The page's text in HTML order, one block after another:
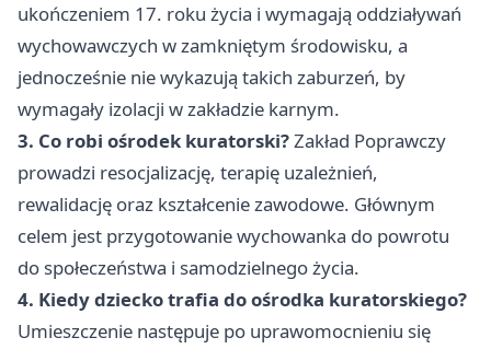
ukończeniem 17. roku życia i wymagają oddziaływań
wychowawczych w zamkniętym środowisku, a
jednocześnie nie wykazują takich zaburzeń, by
wymagały izolacji w zakładzie karnym.
3. Co robi ośrodek kuratorski?Zakład Poprawczy
prowadzi resocjalizację, terapię uzależnień,
rewalidację oraz kształcenie zawodowe. Głównym
celem jest przygotowanie wychowanka do powrotu
do społeczeństwa i samodzielnego życia.
4. Kiedy dziecko trafia do ośrodka kuratorskiego?
Umieszczenie następuje po uprawomocnieniu się